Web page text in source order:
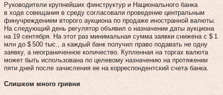
Руководители крупнейших финструктур и Национального банка
в ходе совещания в среду согласовали проведение центральным
финучреждением второго аукциона по продаже иностранной валюты.
На следующий день регулятор объявил о назначении даты аукциона
на 19 сентября. На этот раз минимальная сумма заявки снижена с $ 1
млн до $ 500 тыс., а каждый банк получил право подавать не одну
заявку, а неограниченное количество. Купленная на торгах валюта
может быть использована по целевому назначению на протяжении
пяти дней после зачисления ее на корреспондентский счета банка.
Слишком много гривни